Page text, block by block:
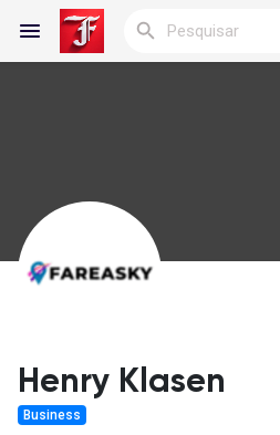
Encontrar Blogs
Encontrar Grupos
Henry Klasen
Business